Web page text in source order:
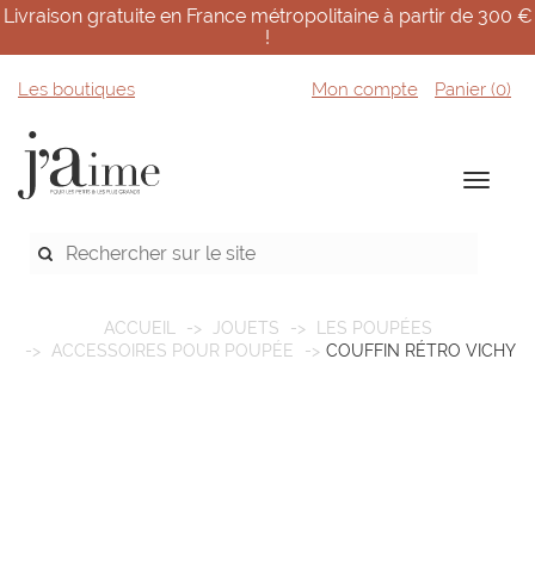
Livraison gratuite en France métropolitaine à partir de 300 €
!
Les boutiques Mon compte Panier (0)
ACCUEIL JOUETS
LES POUPÉES
ACCESSOIRES POUR POUPÉE
COUFFIN RÉTRO VICHY